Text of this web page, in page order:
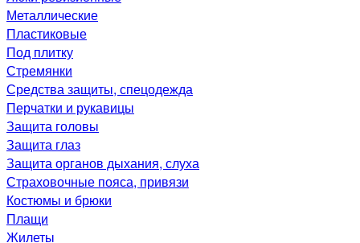
Металлические
Пластиковые
Под плитку
Стремянки
Средства защиты, спецодежда
Перчатки и рукавицы
Защита головы
Защита глаз
Защита органов дыхания, слуха
Страховочные пояса, привязи
Костюмы и брюки
Плащи
Жилеты